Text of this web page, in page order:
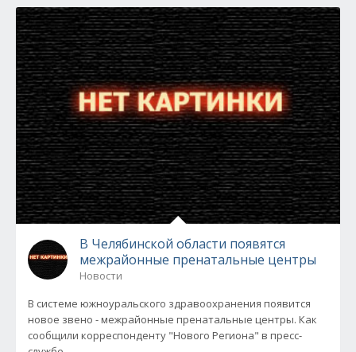
В Челябинской области появятся
межрайонные пренатальные центры
Новости
В системе южноуральского здравоохранения появится
новое звено - межрайонные пренатальные центры. Как
сообщили корреспонденту "Нового Региона" в пресс-